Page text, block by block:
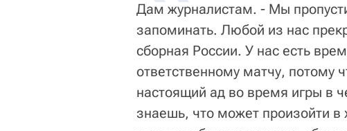
Дам журналистам. - Мы
запоминать. Любой из нас
сборная России. У нас есть
ответственному матчу,
настоящий ад во время игры в
знаешь, что может произойти